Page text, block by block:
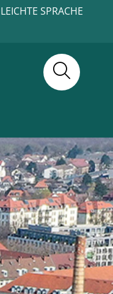
LEICHTE SPRACHE